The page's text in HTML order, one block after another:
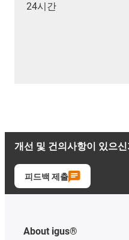
24시간
개선 및 건의사항이 있으
피드백 제출
About igus®